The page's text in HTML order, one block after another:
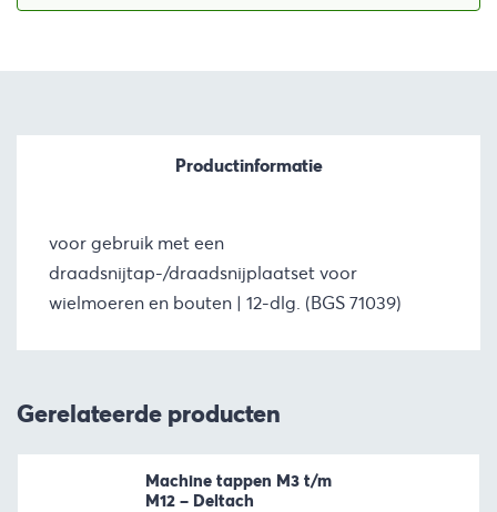
Productinformatie
voor gebruik met een
draadsnijtap-/draadsnijplaatset voor
wielmoeren en bouten | 12-dlg. (BGS 71039)
Gerelateerde producten
Machine tappen M3 t/m
M12 – Deltach